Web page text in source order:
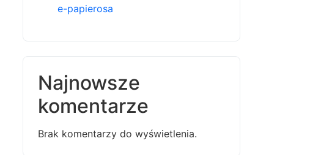
e-papierosa
Najnowsze
komentarze
Brak komentarzy do wyświetlenia.